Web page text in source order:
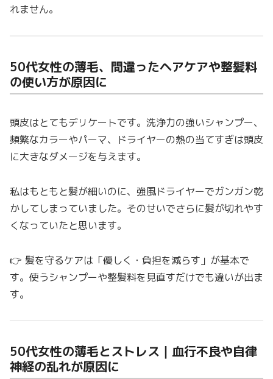
れません。
50代女性の薄毛、間違ったヘアケアや整髪料
の使い方が原因に
頭皮はとてもデリケートです。洗浄力の強いシャンプー、
頻繁なカラーやパーマ、ドライヤーの熱の当てすぎは頭皮
に大きなダメージを与えます。
私はもともと髪が細いのに、強風ドライヤーでガンガン乾
かしてしまっていました。そのせいでさらに髪が切れやす
くなっていたと思います。
👉 髪を守るケアは「優しく・負担を減らす」が基本で
す。使うシャンプーや整髪料を見直すだけでも違いが出ま
す。
50代女性の薄毛とストレス｜血行不良や自律
神経の乱れが原因に